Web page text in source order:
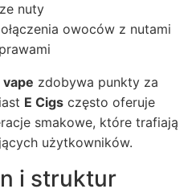
nuty
owoców z nutami
zdobywa punkty za
E Cigs często oferuje
smakowe, które trafiają
użytkowników.
i struktur